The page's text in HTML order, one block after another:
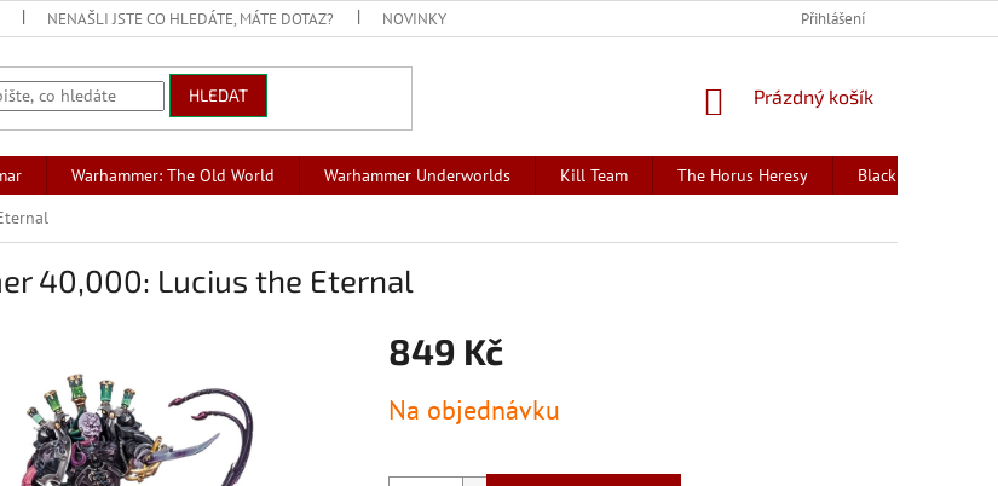
NENAŠLI JSTE CO HLEDÁTE, MÁTE DOTAZ? NOVINKY Přihlášení
HLEDAT
NÁKUPNÍ
Prázdný košík
Warhammer: The Old World Warhammer Underworlds Kill Team The Horus Heresy
Black Library -
40,000: Lucius the Eternal
849 Kč
cena:
Na objednávku